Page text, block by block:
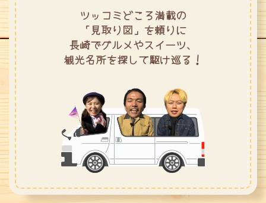
ツッコミどころ満載の
「見取り図」を頼りに
長崎でグルメやスイーツ、
観光名所を探して駆け巡る！